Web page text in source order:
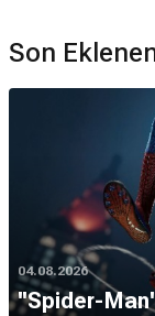
Son
04.08.2026
''Spider-